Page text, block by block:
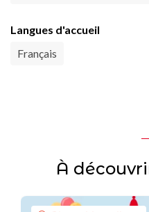
Langues d'accueil
Français
À